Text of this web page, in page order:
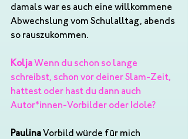
damals war es auch eine willkommene
Abwechslung vom Schulalltag, abends
so rauszukommen.
Kolja Wenn du schon so lange
schreibst, schon vor deiner Slam-Zeit,
hattest oder hast du dann auch
Autor*innen-Vorbilder oder Idole?
Paulina Vorbild würde für mich